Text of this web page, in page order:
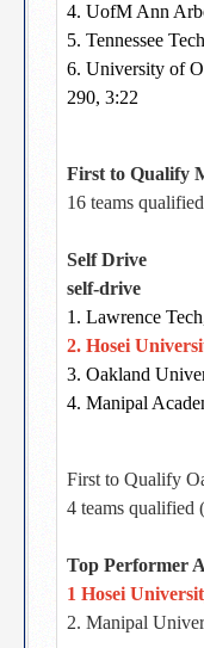
4. UofM Ann
5. Tennessee
6. University of
290, 3:22
First to Qualify
16 teams qualified
Self Drive
self-drive
1. Lawrence
2. Hosei
3. Oakland
4. Manipal
First to Qualify
4 teams
Top Performer
1 Hosei
2. Manipal